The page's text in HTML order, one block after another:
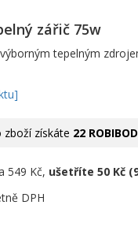
zářič 75w
tepelným
získáte 22
549 Kč, ušetříte 50 Kč
DPH